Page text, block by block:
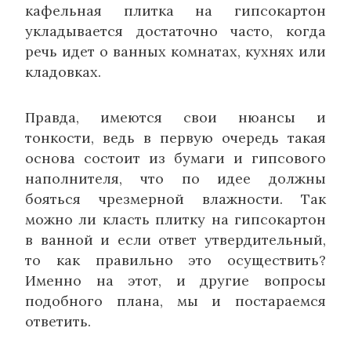
кафельная плитка на гипсокартон
укладывается достаточно часто, когда
речь идет о ванных комнатах, кухнях или
кладовках.
Правда, имеются свои нюансы и
тонкости, ведь в первую очередь такая
основа состоит из бумаги и гипсового
наполнителя, что по идее должны
бояться чрезмерной влажности. Так
можно ли класть плитку на гипсокартон
в ванной и если ответ утвердительный,
то как правильно это осуществить?
Именно на этот, и другие вопросы
подобного плана, мы и постараемся
ответить.